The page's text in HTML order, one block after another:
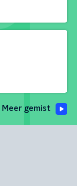
Meer gemist